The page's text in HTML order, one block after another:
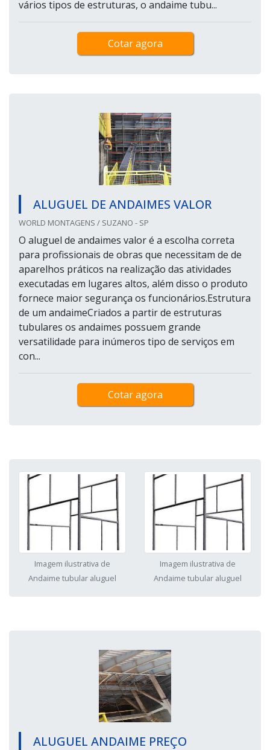
vários tipos de estruturas, o andaime tubu...
Cotar agora
ALUGUEL DE ANDAIMES VALOR
WORLD MONTAGENS / SUZANO - SP
O aluguel de andaimes valor é a escolha correta
para profissionais de obras que necessitam de de
aparelhos práticos na realização das atividades
executadas em lugares altos, além disso o produto
fornece maior segurança os funcionários.Estrutura
de um andaimeCriados a partir de estruturas
tubulares os andaimes possuem grande
versatilidade para inúmeros tipo de serviços em
con...
Cotar agora
Imagem ilustrativa de
Andaime tubular aluguel
Imagem ilustrativa de
Andaime tubular aluguel
ALUGUEL ANDAIME PREÇO